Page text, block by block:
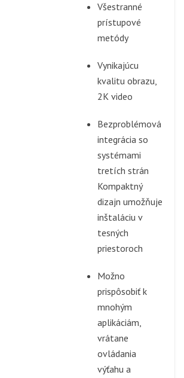
Všestranné
prístupové
metódy
Vynikajúcu
kvalitu obrazu,
2K video
Bezproblémová
integrácia so
systémami
tretích strán
Kompaktný
dizajn umožňuje
inštaláciu v
tesných
priestoroch
Možno
prispôsobiť k
mnohým
aplikáciám,
vrátane
ovládania
výťahu a